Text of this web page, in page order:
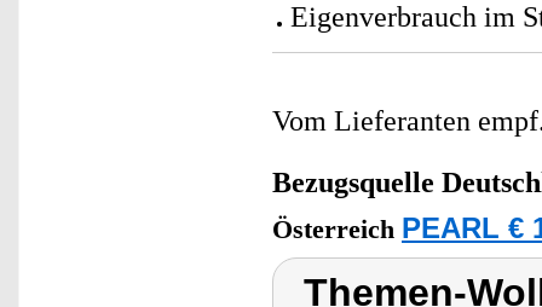
Eigenverbrauch im
Vom Lieferanten
Bezugsquelle
Österreich PEARL €
Themen-